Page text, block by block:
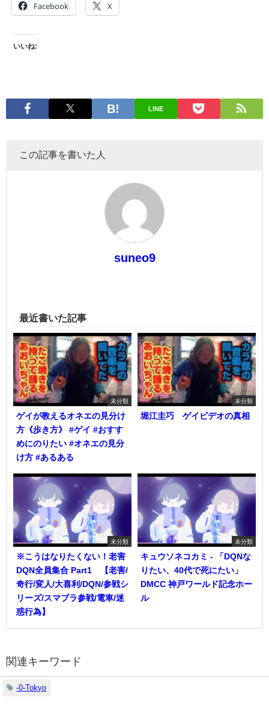
Facebook X
いいね:
LINE
この記事を書いた人
suneo9
最近書いた記事
未分類
ゲイが教えるオネエの見分け
方《歩き方》 #ゲイ #おすす
めにのりたい #オネエの見分
け方 #あるある
未分類
堀江圭巧 ゲイビデオの真相
未分類
※こうはなりたくない！老害
DQN全員集合 Part1 【老害/
奇行/変人/大喜利/DQN/参戦シ
リーズ/スマブラ参戦/電車/迷
惑行為】
未分類
キュウソネコカミ - 「DQNな
りたい、40代で死にたい」
DMCC 神戸ワールド記念ホー
ル
関連キーワード
-0-Tokyo